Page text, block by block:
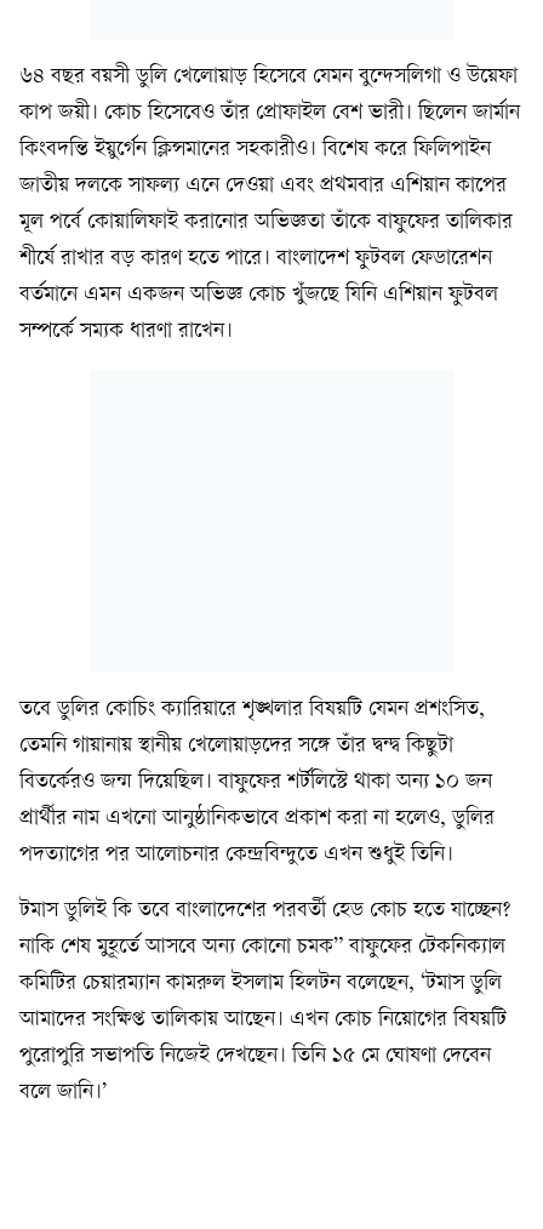
৬৪ বছর বয়সী ডুলি খেলোয়াড় হিসেবে যেমন বুন্দেসলিগা ও উয়েফা
কাপ জয়ী। কোচ হিসেবেও তাঁর প্রোফাইল বেশ ভারী। ছিলেন জার্মান
কিংবদন্তি ইয়ুর্গেন ক্লিন্সমানের সহকারীও। বিশেষ করে ফিলিপাইন
জাতীয় দলকে সাফল্য এনে দেওয়া এবং প্রথমবার এশিয়ান কাপের
মূল পর্বে কোয়ালিফাই করানোর অভিজ্ঞতা তাঁকে বাফুফের তালিকার
শীর্ষে রাখার বড় কারণ হতে পারে। বাংলাদেশ ফুটবল ফেডারেশন
বর্তমানে এমন একজন অভিজ্ঞ কোচ খুঁজছে যিনি এশিয়ান ফুটবল
সম্পর্কে সম্যক ধারণা রাখেন।
​তবে ডুলির কোচিং ক্যারিয়ারে শৃঙ্খলার বিষয়টি যেমন প্রশংসিত,
তেমনি গায়ানায় স্থানীয় খেলোয়াড়দের সঙ্গে তাঁর দ্বন্দ্ব কিছুটা
বিতর্কেরও জন্ম দিয়েছিল। বাফুফের শর্টলিস্টে থাকা অন্য ১০ জন
প্রার্থীর নাম এখনো আনুষ্ঠানিকভাবে প্রকাশ করা না হলেও, ডুলির
পদত্যাগের পর আলোচনার কেন্দ্রবিন্দুতে এখন শুধুই তিনি।
টমাস ডুলিই কি তবে বাংলাদেশের পরবর্তী হেড কোচ হতে যাচ্ছেন?
নাকি শেষ মুহূর্তে আসবে অন্য কোনো চমক” বাফুফের টেকনিক্যাল
কমিটির চেয়ারম্যান কামরুল ইসলাম হিলটন বলেছেন, ‘টমাস ডুলি
আমাদের সংক্ষিপ্ত তালিকায় আছেন। এখন কোচ নিয়োগের বিষয়টি
পুরোপুরি সভাপতি নিজেই দেখছেন। তিনি ১৫ মে ঘোষণা দেবেন
বলে জানি।’